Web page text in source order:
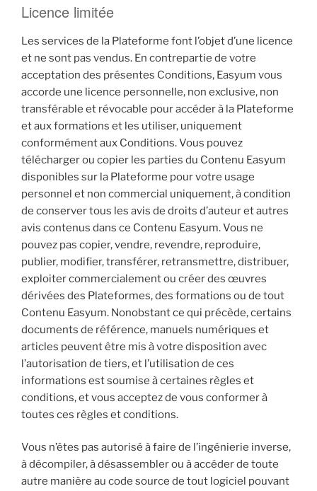
Licence limitée
Les services de la Plateforme font l’objet d’une licence
et ne sont pas vendus. En contrepartie de votre
acceptation des présentes Conditions, Easyum vous
accorde une licence personnelle, non exclusive, non
transférable et révocable pour accéder à la Plateforme
et aux formations et les utiliser, uniquement
conformément aux Conditions. Vous pouvez
télécharger ou copier les parties du Contenu Easyum
disponibles sur la Plateforme pour votre usage
personnel et non commercial uniquement, à condition
de conserver tous les avis de droits d’auteur et autres
avis contenus dans ce Contenu Easyum. Vous ne
pouvez pas copier, vendre, revendre, reproduire,
publier, modifier, transférer, retransmettre, distribuer,
exploiter commercialement ou créer des œuvres
dérivées des Plateformes, des formations ou de tout
Contenu Easyum. Nonobstant ce qui précède, certains
documents de référence, manuels numériques et
articles peuvent être mis à votre disposition avec
l’autorisation de tiers, et l’utilisation de ces
informations est soumise à certaines règles et
conditions, et vous acceptez de vous conformer à
toutes ces règles et conditions.
Vous n’êtes pas autorisé à faire de l’ingénierie inverse,
à décompiler, à désassembler ou à accéder de toute
autre manière au code source de tout logiciel pouvant